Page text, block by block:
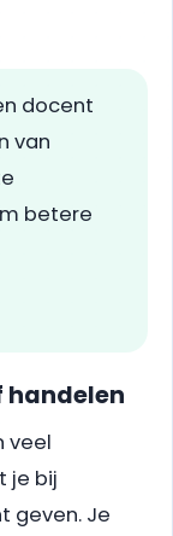
docent
van
betere
veel
je bij
geven. Je